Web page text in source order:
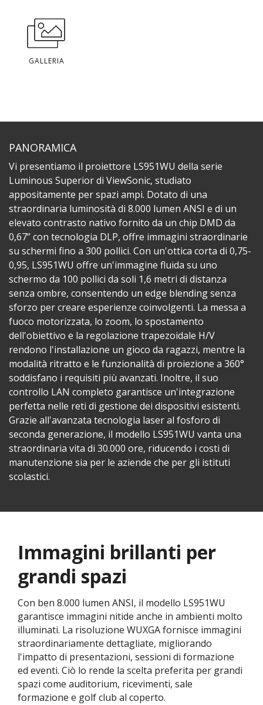
GALLERIA
PANORAMICA
Vi presentiamo il proiettore LS951WU della serie
Luminous Superior di ViewSonic, studiato
appositamente per spazi ampi. Dotato di una
straordinaria luminosità di 8.000 lumen ANSI e di un
elevato contrasto nativo fornito da un chip DMD da
0,67” con tecnologia DLP, offre immagini straordinarie
su schermi fino a 300 pollici. Con un'ottica corta di 0,75-
0,95, LS951WU offre un'immagine fluida su uno
schermo da 100 pollici da soli 1,6 metri di distanza
senza ombre, consentendo un edge blending senza
sforzo per creare esperienze coinvolgenti. La messa a
fuoco motorizzata, lo zoom, lo spostamento
dell'obiettivo e la regolazione trapezoidale H/V
rendono l'installazione un gioco da ragazzi, mentre la
modalità ritratto e le funzionalità di proiezione a 360°
soddisfano i requisiti più avanzati. Inoltre, il suo
controllo LAN completo garantisce un'integrazione
perfetta nelle reti di gestione dei dispositivi esistenti.
Grazie all'avanzata tecnologia laser al fosforo di
seconda generazione, il modello LS951WU vanta una
straordinaria vita di 30.000 ore, riducendo i costi di
manutenzione sia per le aziende che per gli istituti
scolastici.
Immagini brillanti per
grandi spazi
Con ben 8.000 lumen ANSI, il modello LS951WU
garantisce immagini nitide anche in ambienti molto
illuminati. La risoluzione WUXGA fornisce immagini
straordinariamente dettagliate, migliorando
l'impatto di presentazioni, sessioni di formazione
ed eventi. Ciò lo rende la scelta preferita per grandi
spazi come auditorium, ricevimenti, sale
formazione e golf club al coperto.